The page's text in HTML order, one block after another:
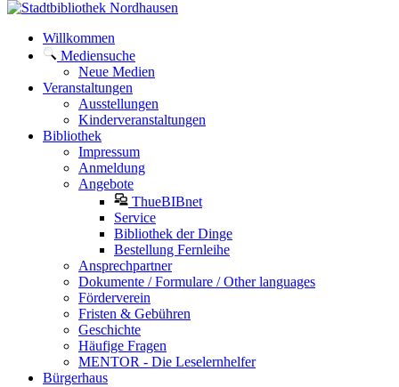
Willkommen
Mediensuche
Neue Medien
Veranstaltungen
Ausstellungen
Kinderveranstaltungen
Bibliothek
Impressum
Anmeldung
Angebote
ThueBIBnet
Service
Bibliothek der Dinge
Bestellung Fernleihe
Ansprechpartner
Dokumente / Formulare / Other languages
Förderverein
Fristen & Gebühren
Geschichte
Häufige Fragen
MENTOR - Die Leselernhelfer
Bürgerhaus